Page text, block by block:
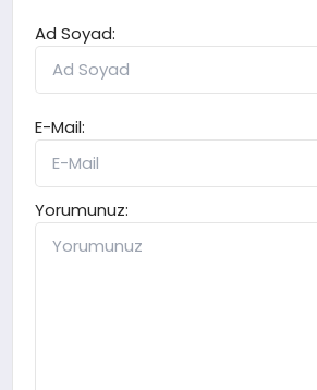
Ad Soyad:
E-Mail:
Yorumunuz: